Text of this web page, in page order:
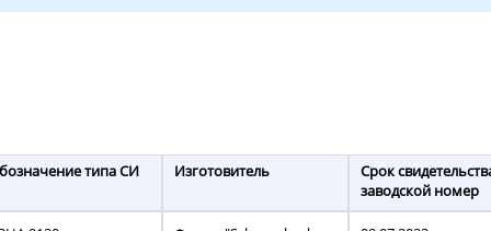
типа СИ Изготовитель
Срок
заводской номер